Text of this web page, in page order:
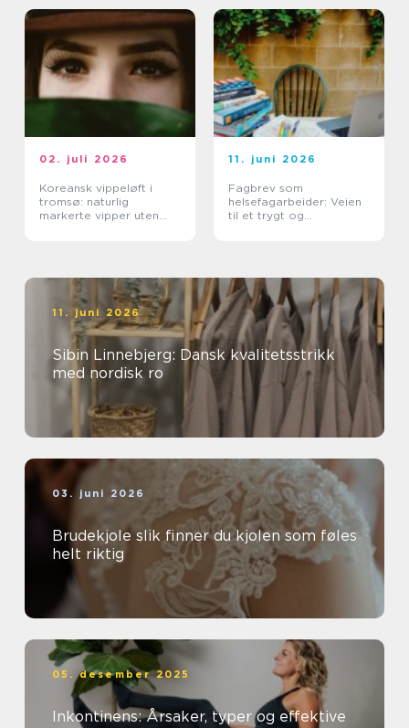
02. juli 2026
Koreansk vippeløft i
tromsø: naturlig
markerte vipper uten
11. juni 2026
Fagbrev som
helsefagarbeider: Veien
til et trygt og
11. juni 2026
Sibin Linnebjerg: Dansk kvalitetsstrikk
med nordisk ro
03. juni 2026
Brudekjole slik finner du kjolen som føles
helt riktig
05. desember 2025
Inkontinens: Årsaker, typer og effektive